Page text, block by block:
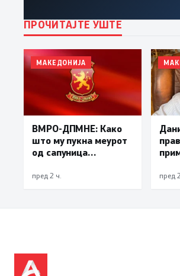
ПРОЧИТАЈТЕ УШТЕ
МАКЕДОНИЈА
ВМРО-ДПМНЕ: Како
што му пукна меурот
од сапуница
така на талогот на
пред 2 ч. пред